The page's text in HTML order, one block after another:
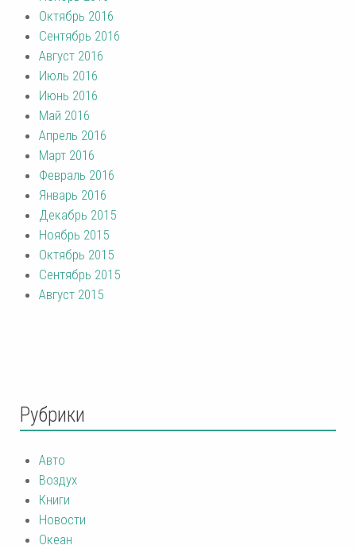
Октябрь 2016
Сентябрь 2016
Август 2016
Июль 2016
Июнь 2016
Май 2016
Апрель 2016
Март 2016
Февраль 2016
Январь 2016
Декабрь 2015
Ноябрь 2015
Октябрь 2015
Сентябрь 2015
Август 2015
Рубрики
Авто
Воздух
Книги
Новости
Океан